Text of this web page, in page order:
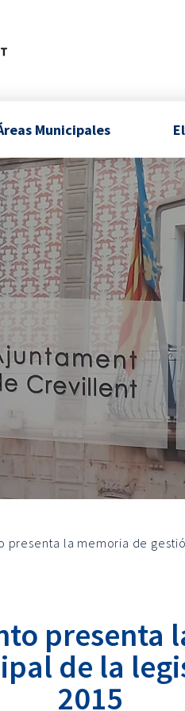
Municipales
presenta la memoria de
presenta
de la
2015